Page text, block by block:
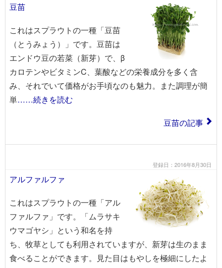
豆苗
これはスプラウトの一種「豆苗
（とうみょう）」です。豆苗は
エンドウ豆の若菜（新芽）で、β
カロテンやビタミンC、葉酸などの栄養成分を多く含
み、それでいて価格がお手頃なのも魅力。また調理が簡
単……続きを読む
豆苗の記事
登録日：2016年8月30日
アルファルファ
これはスプラウトの一種「アル
ファルファ」です。「ムラサキ
ウマゴヤシ」という和名を持
ち、牧草としても利用されていますが、新芽は生のまま
食べることができます。見た目はもやしを極細にしたよ